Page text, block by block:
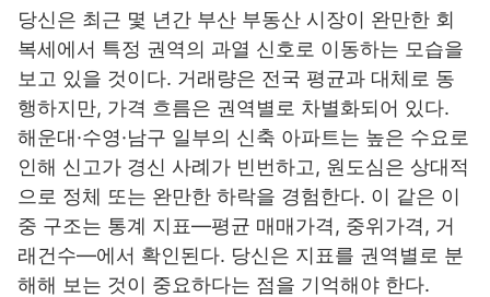
당신은 최근 몇 년간 부산 부동산 시장이 완만한 회
복세에서 특정 권역의 과열 신호로 이동하는 모습을
보고 있을 것이다. 거래량은 전국 평균과 대체로 동
행하지만, 가격 흐름은 권역별로 차별화되어 있다.
해운대·수영·남구 일부의 신축 아파트는 높은 수요로
인해 신고가 경신 사례가 빈번하고, 원도심은 상대적
으로 정체 또는 완만한 하락을 경험한다. 이 같은 이
중 구조는 통계 지표—평균 매매가격, 중위가격, 거
래건수—에서 확인된다. 당신은 지표를 권역별로 분
해해 보는 것이 중요하다는 점을 기억해야 한다.